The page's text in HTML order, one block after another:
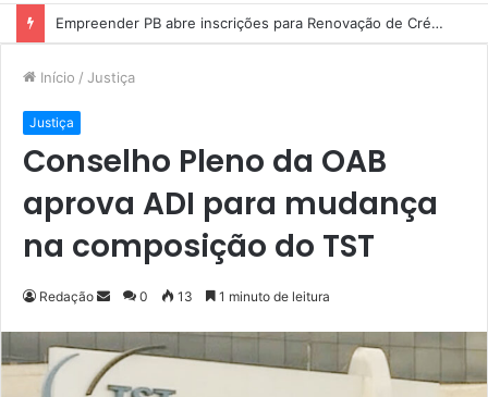
Empreender PB abre inscrições para Renovação de Crédito
Início / Justiça
Justiça
Conselho Pleno da OAB
aprova ADI para mudança
na composição do TST
Redação
n
d
0 13 1 minuto de leitura